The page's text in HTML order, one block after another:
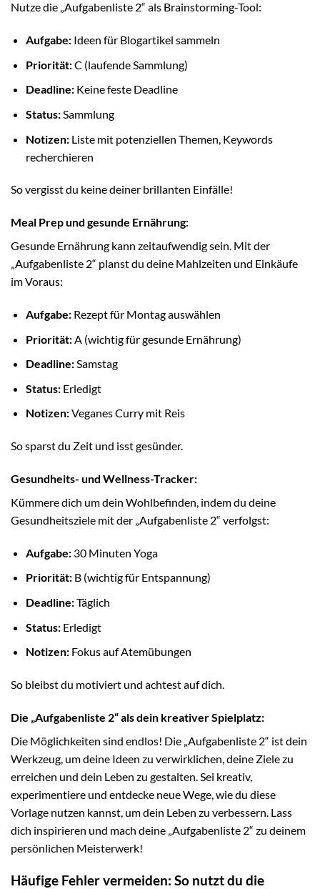
Nutze die „Aufgabenliste 2“ als Brainstorming-Tool:
Aufgabe:Ideen für Blogartikel sammeln
Priorität:C (laufende Sammlung)
Deadline:Keine feste Deadline
Status:Sammlung
Notizen:Liste mit potenziellen Themen, Keywords
recherchieren
So vergisst du keine deiner brillanten Einfälle!
Meal Prep und gesunde Ernährung:
Gesunde Ernährung kann zeitaufwendig sein. Mit der
„Aufgabenliste 2“ planst du deine Mahlzeiten und Einkäufe
im Voraus:
Aufgabe:Rezept für Montag auswählen
Priorität:A (wichtig für gesunde Ernährung)
Deadline:Samstag
Status:Erledigt
Notizen:Veganes Curry mit Reis
So sparst du Zeit und isst gesünder.
Gesundheits- und Wellness-Tracker:
Kümmere dich um dein Wohlbefinden, indem du deine
Gesundheitsziele mit der „Aufgabenliste 2“ verfolgst:
Aufgabe:30 Minuten Yoga
Priorität:B (wichtig für Entspannung)
Deadline:Täglich
Status:Erledigt
Notizen:Fokus auf Atemübungen
So bleibst du motiviert und achtest auf dich.
Die „Aufgabenliste 2“ als dein kreativer Spielplatz:
Die Möglichkeiten sind endlos! Die „Aufgabenliste 2“ ist dein
Werkzeug, um deine Ideen zu verwirklichen, deine Ziele zu
erreichen und dein Leben zu gestalten. Sei kreativ,
experimentiere und entdecke neue Wege, wie du diese
Vorlage nutzen kannst, um dein Leben zu verbessern. Lass
dich inspirieren und mach deine „Aufgabenliste 2“ zu deinem
persönlichen Meisterwerk!
Häufige Fehler vermeiden: So nutzt du die